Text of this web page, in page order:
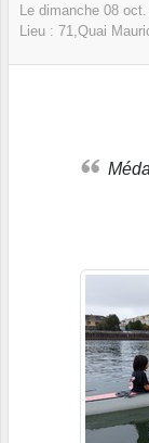
Le dimanche 08 oct.
Lieu : 71,Quai